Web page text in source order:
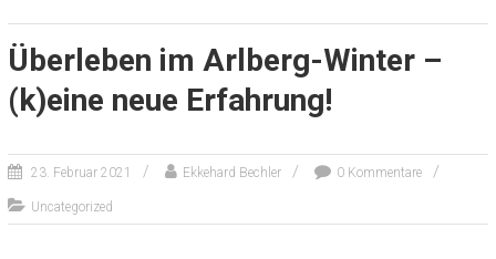
Überleben im Arlberg-Winter –
(k)eine neue Erfahrung!
23. Februar 2021 Ekkehard Bechler 0 Kommentare
Uncategorized